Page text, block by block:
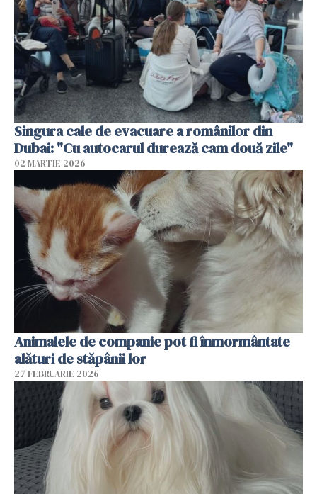
Singura cale de evacuare a românilor din
Dubai: "Cu autocarul durează cam două zile"
02 MARTIE 2026
Animalele de companie pot fi înmormântate
alături de stăpânii lor
27 FEBRUARIE 2026